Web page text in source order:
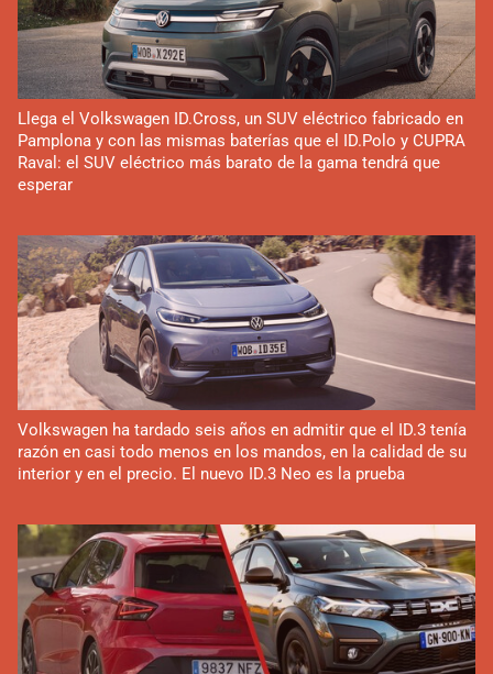
Llega el Volkswagen ID.Cross, un SUV eléctrico fabricado en
Pamplona y con las mismas baterías que el ID.Polo y CUPRA
Raval: el SUV eléctrico más barato de la gama tendrá que
esperar
Volkswagen ha tardado seis años en admitir que el ID.3 tenía
razón en casi todo menos en los mandos, en la calidad de su
interior y en el precio. El nuevo ID.3 Neo es la prueba